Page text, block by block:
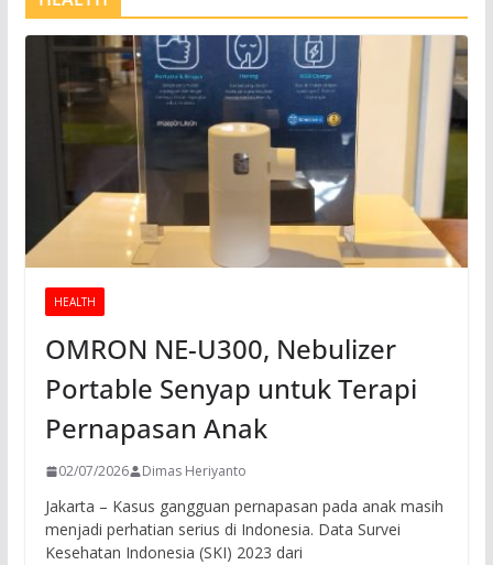
HEALTH
OMRON NE-U300, Nebulizer
Portable Senyap untuk Terapi
Pernapasan Anak
02/07/2026 Dimas Heriyanto
Jakarta – Kasus gangguan pernapasan pada anak masih
menjadi perhatian serius di Indonesia. Data Survei
Kesehatan Indonesia (SKI) 2023 dari